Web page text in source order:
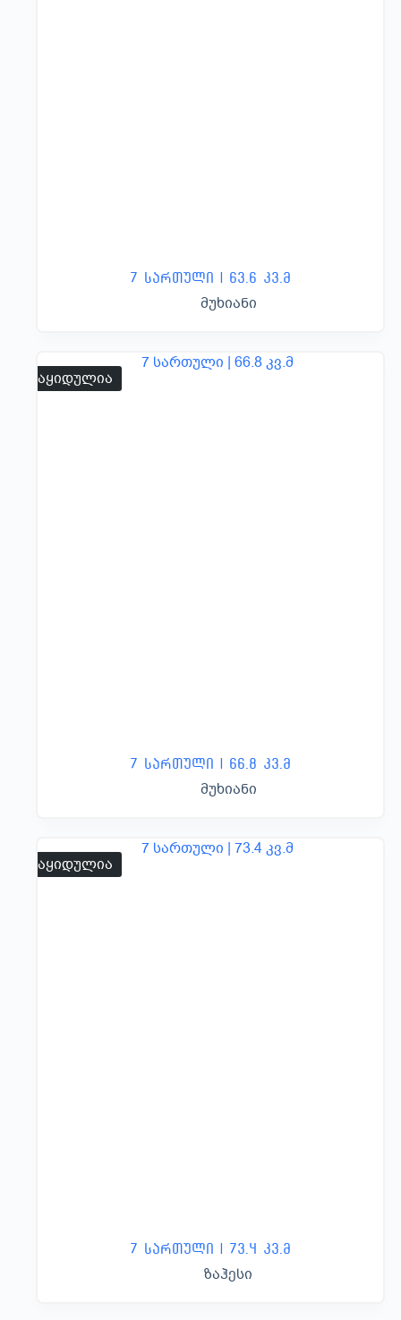
7 სართული | 63.6 კვ.მ
მუხიანი
გაყიდულია
7 სართული | 66.8 კვ.მ
მუხიანი
გაყიდულია
7 სართული | 73.4 კვ.მ
ზაჰესი